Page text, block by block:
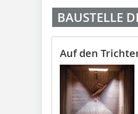
BAUSTELLE
Auf den